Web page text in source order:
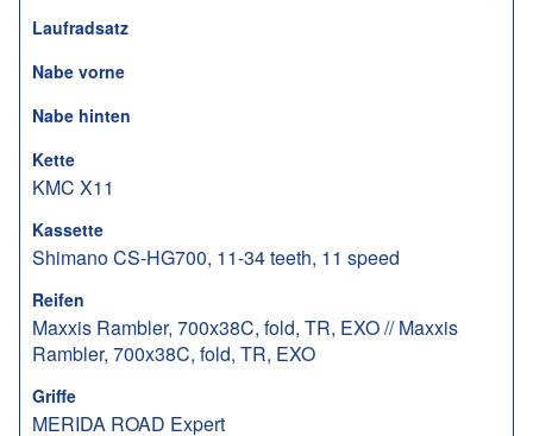
Laufradsatz
Nabe vorne
Nabe hinten
Kette
KMC X11
Kassette
Shimano CS-HG700, 11-34 teeth, 11 speed
Reifen
Maxxis Rambler, 700x38C, fold, TR, EXO // Maxxis
Rambler, 700x38C, fold, TR, EXO
Griffe
MERIDA ROAD Expert